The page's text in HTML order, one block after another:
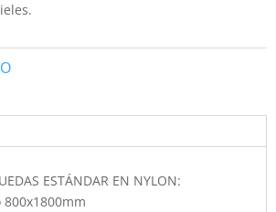
ESTÁNDAR EN NYLON:
800x1800mm